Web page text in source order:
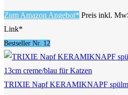
Zum Amazon Angebot* Preis inkl.
Link*
Bestseller Nr. 12
TRIXIE Napf KERAMIKNAPF